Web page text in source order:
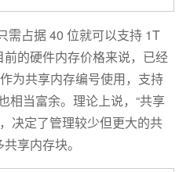
需占据 40 位就可以支持 1T
的硬件内存价格来说，已经
为共享内存编号使用，支持
相当富余。理论上说，“共享
决定了管理较少但更大的共
享内存块。